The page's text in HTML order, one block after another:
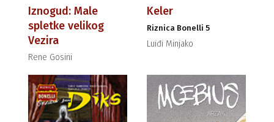
Iznogud: Male
spletke velikog
Vezira
Rene Gosini
Keler
Riznica Bonelli 5
Luiđi Minjako